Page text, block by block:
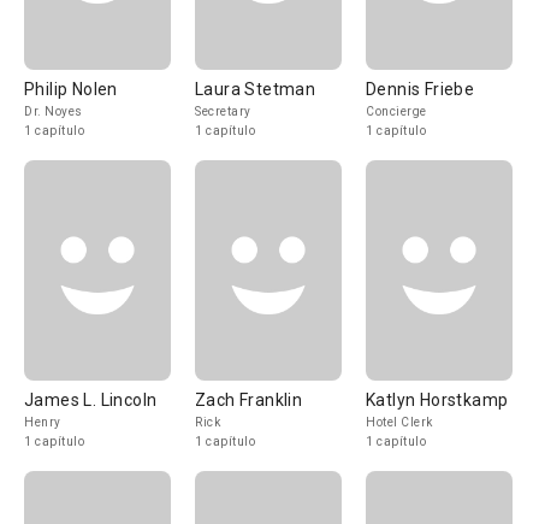
Philip Nolen
Dr. Noyes
1 capítulo
Laura Stetman
Secretary
1 capítulo
Dennis Friebe
Concierge
1 capítulo
James L. Lincoln
Henry
1 capítulo
Zach Franklin
Rick
1 capítulo
Katlyn Horstkamp
Hotel Clerk
1 capítulo